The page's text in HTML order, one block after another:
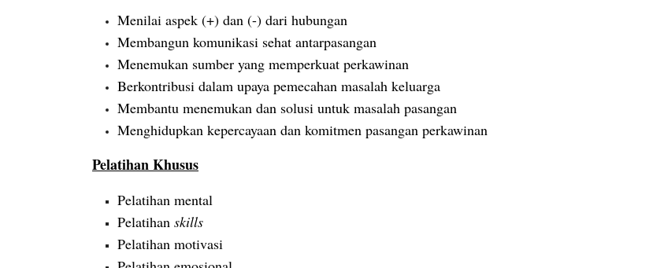
Menilai aspek (+) dan (-) dari hubungan
Membangun komunikasi sehat antarpasangan
Menemukan sumber yang memperkuat perkawinan
Berkontribusi dalam upaya pemecahan masalah keluarga
Membantu menemukan dan solusi untuk masalah pasangan
Menghidupkan kepercayaan dan komitmen pasangan perkawinan
Pelatihan Khusus
Pelatihan mental
Pelatihan skills
Pelatihan motivasi